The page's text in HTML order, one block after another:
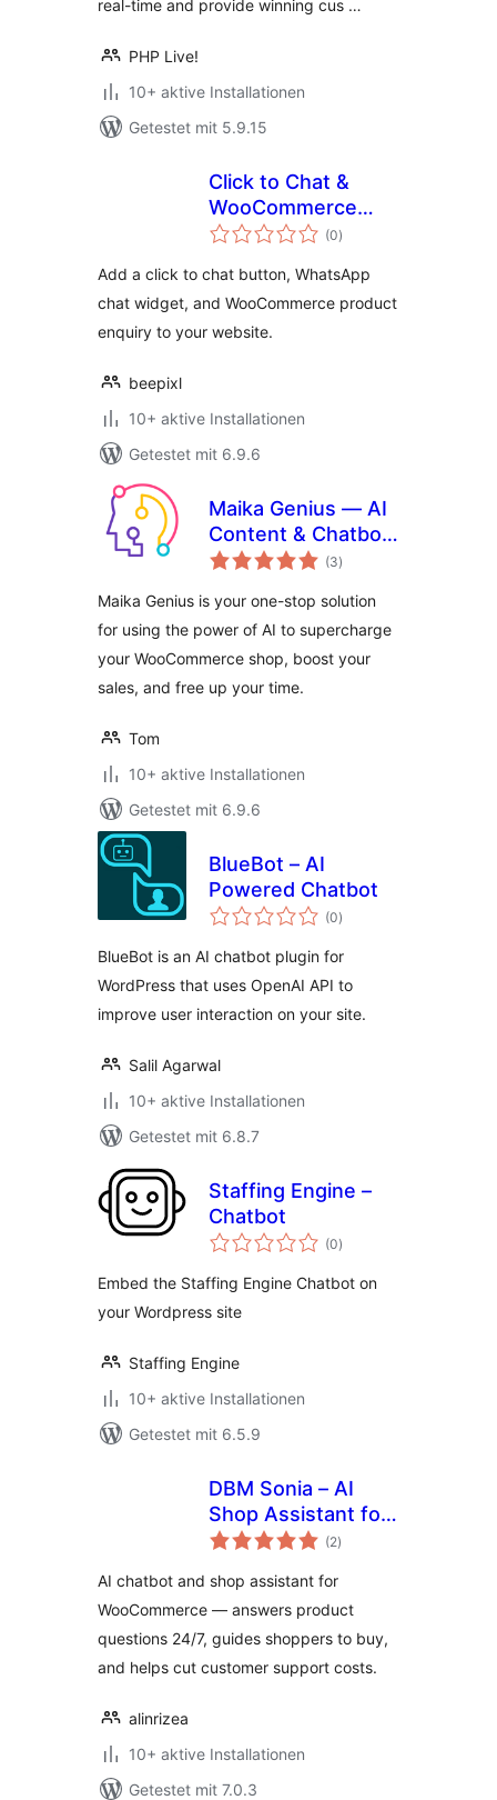
real-time and provide winning cus …
PHP Live!
10+ aktive Installationen
Getestet mit 5.9.15
Click to Chat &
WooCommerce
Enquiry
(0Bewertungen
insgesamt
)
Add a click to chat button, WhatsApp
chat widget, and WooCommerce product
enquiry to your website.
beepixl
10+ aktive Installationen
Getestet mit 6.9.6
Maika Genius — AI
Content & Chatbot
with ChatGPT and
WooCommerce
(3Bewertungen
insgesamt
)
Maika Genius is your one-stop solution
for using the power of AI to supercharge
your WooCommerce shop, boost your
sales, and free up your time.
Tom
10+ aktive Installationen
Getestet mit 6.9.6
BlueBot – AI
Powered Chatbot
(0Bewertungen
insgesamt
)
BlueBot is an AI chatbot plugin for
WordPress that uses OpenAI API to
improve user interaction on your site.
Salil Agarwal
10+ aktive Installationen
Getestet mit 6.8.7
Staffing Engine –
Chatbot
(0Bewertungen
insgesamt
)
Embed the Staffing Engine Chatbot on
your Wordpress site
Staffing Engine
10+ aktive Installationen
Getestet mit 6.5.9
DBM Sonia – AI
Shop Assistant for
WooCommerce
(2Bewertungen
insgesamt
)
AI chatbot and shop assistant for
WooCommerce — answers product
questions 24/7, guides shoppers to buy,
and helps cut customer support costs.
alinrizea
10+ aktive Installationen
Getestet mit 7.0.3